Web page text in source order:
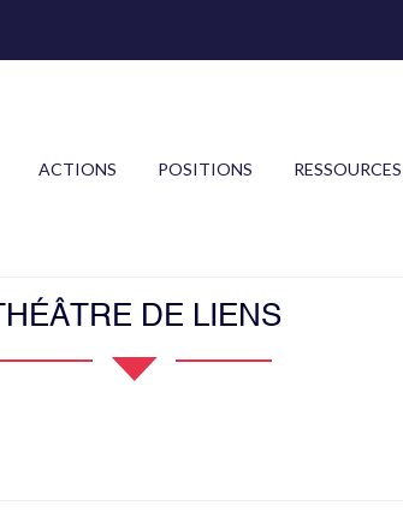
ACTIONS POSITIONS RESSOURCES
THÉÂTRE DE LIENS